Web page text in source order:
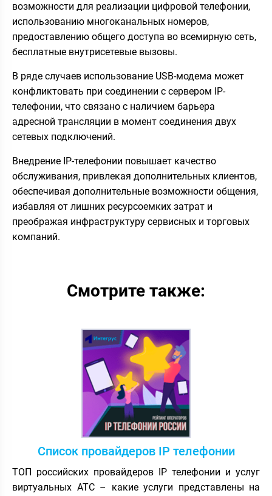
возможности для реализации цифровой телефонии,
использованию многоканальных номеров,
предоставлению общего доступа во всемирную сеть,
бесплатные внутрисетевые вызовы.
В ряде случаев использование USB-модема может
конфликтовать при соединении с сервером IP-
телефонии, что связано с наличием барьера
адресной трансляции в момент соединения двух
сетевых подключений.
Внедрение IP-телефонии повышает качество
обслуживания, привлекая дополнительных клиентов,
обеспечивая дополнительные возможности общения,
избавляя от лишних ресурсоемких затрат и
преображая инфраструктуру сервисных и торговых
компаний.
Смотрите также:
Список провайдеров IP телефонии
ТОП российских провайдеров IP телефонии и услуг
виртуальных АТС – какие услуги представлены на